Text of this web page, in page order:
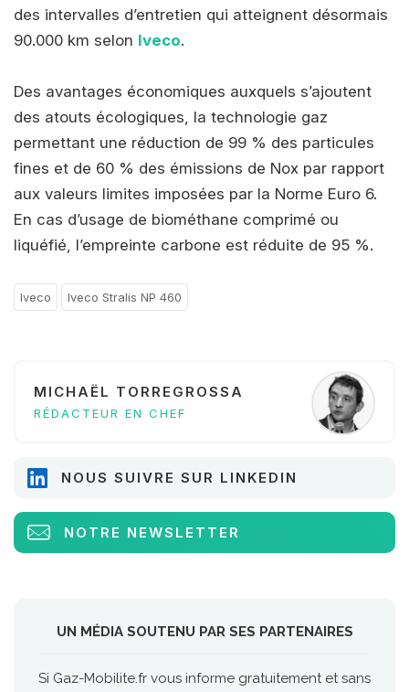
des intervalles d’entretien qui atteignent désormais
90.000 km selon Iveco.
Des avantages économiques auxquels s’ajoutent
des atouts écologiques, la technologie gaz
permettant une réduction de 99 % des particules
fines et de 60 % des émissions de Nox par rapport
aux valeurs limites imposées par la Norme Euro 6.
En cas d’usage de biométhane comprimé ou
liquéfié, l’empreinte carbone est réduite de 95 %.
Iveco Iveco Stralis NP 460
MICHAËL TORREGROSSA
RÉDACTEUR EN CHEF
NOUS SUIVRE SUR LINKEDIN
NOTRE NEWSLETTER
UN MÉDIA SOUTENU PAR SES PARTENAIRES
Si Gaz-Mobilite.fr vous informe gratuitement et sans